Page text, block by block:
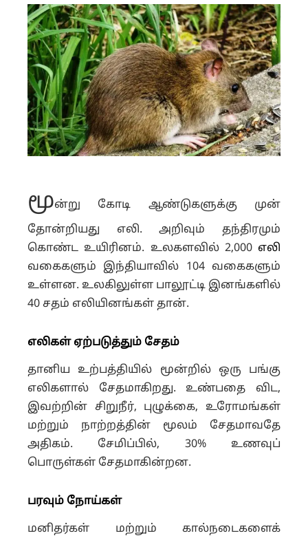
மூன்று கோடி ஆண்டுகளுக்கு முன்
தோன்றியது எலி. அறிவும் தந்திரமும்
கொண்ட உயிரினம். உலகளவில் 2,000 எலி
வகைகளும் இந்தியாவில் 104 வகைகளும்
உள்ளன. உலகிலுள்ள பாலூட்டி இனங்களில்
40 சதம் எலியினங்கள் தான்.
எலிகள் ஏற்படுத்தும் சேதம்
தானிய உற்பத்தியில் மூன்றில் ஒரு பங்கு
எலிகளால் சேதமாகிறது. உண்பதை விட,
இவற்றின் சிறுநீர், புழுக்கை, உரோமங்கள்
மற்றும் நாற்றத்தின் மூலம் சேதமாவதே
அதிகம். சேமிப்பில், 30% உணவுப்
பொருள்கள் சேதமாகின்றன.
பரவும் நோய்கள்
மனிதர்கள் மற்றும் கால்நடைகளைக்